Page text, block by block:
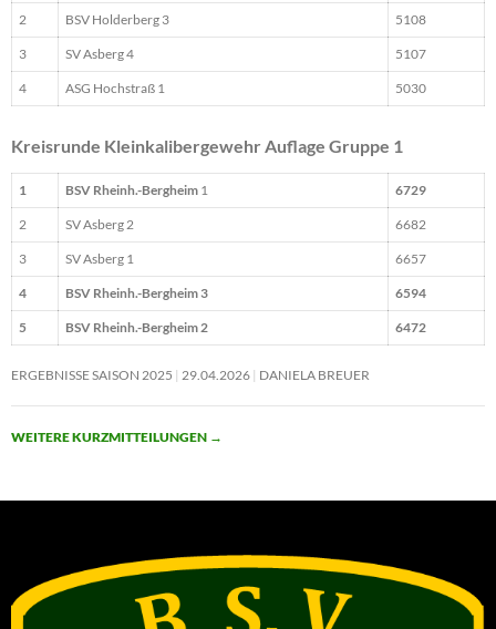
2 BSV Holderberg 3 5108
3 SV Asberg 4 5107
4 ASG Hochstraß 1 5030
Kreisrunde Kleinkalibergewehr Auflage Gruppe 1
1 BSV Rheinh.-Bergheim 1 6729
2 SV Asberg 2 6682
3 SV Asberg 1 6657
4 BSV Rheinh.-Bergheim 3 6594
5 BSV Rheinh.-Bergheim 2 6472
ERGEBNISSE SAISON 2025 29.04.2026 DANIELA BREUER
WEITERE KURZMITTEILUNGEN →